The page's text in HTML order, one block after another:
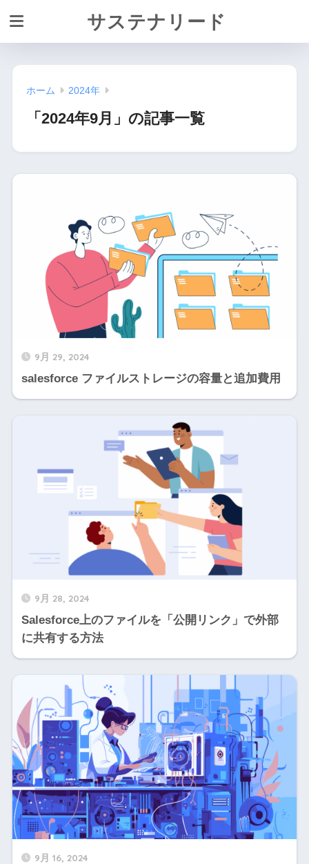
サステナリード
ホーム 2024年
「2024年9月」の記事一覧
9月 29, 2024
salesforce ファイルストレージの容量と追加費用
9月 28, 2024
Salesforce上のファイルを「公開リンク」で外部
に共有する方法
9月 16, 2024